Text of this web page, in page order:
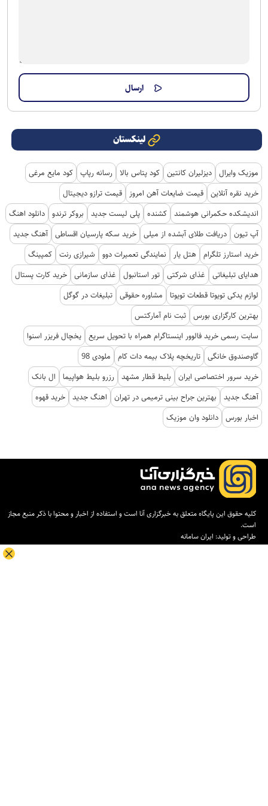
لینکستان
موزیک وایرال دیزلیران کانتین کود پتاس بالا رسانه رپاپ کود مایع مرغی
خرید نقره آنلاین قیمت ضایعات آهن امروز
قیمت ترازو دیجیتال
اندیشکده حکمرانی هوشمند کشنده پلی لیست جدید بروکر ترندو دانلود اهنگ
آپ تیون دریافت طلای آبشده از میلی خرید سکه پارسیان اقساطی آهنگ جدید
خرید استارز تلگرام هتل یار نمایندگی تعمیرات دوو شیرازی رنت کمپینگ
هدایای تبلیغاتی
غذای شرکتی تور استانبول غذای سازمانی خرید کارت پستال
لوازم یدکی تویوتا قطعات تویوتا
مشاوره حقوقی تبلیغات در گوگل
بهترین کارگزاری بورس ثبت نام آمارکتس
سایت رسمی خرید فالوور اینستاگرام همراه با تحویل سریع یخچال فریزر اسنوا
گاوصندوق خانگی تاریخچه پلاک بیمه دات کام
ملودی 98
خرید سرور اختصاصی ایران
بلیط قطار مشهد رزرو بلیط هواپیما
ال بانک
آهنگ جدید
بهترین جراح بینی ترمیمی در تهران اهنگ جدید خرید قهوه
اخبار بورس دانلود وان موزیک
کلیه حقوق این پایگاه متعلق به خبرگزاری آنا است و استفاده از اخبار و محتوا با ذکر منبع مجاز
است.
طراحی و تولید: ایران سامانه